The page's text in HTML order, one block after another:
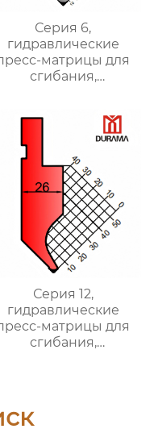
Серия 6,
гидравлические
матрицы для
сгибания,
листового металла
Серия 12,
гидравлические
матрицы для
сгибания,